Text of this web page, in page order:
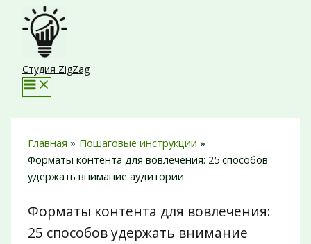
Перейти
содержимому
Студия ZigZag
Главная
Пошаговые инструкции
Форматы контента для вовлечения: 25 способов
удержать внимание аудитории
Форматы контента для вовлечения:
25 способов удержать внимание